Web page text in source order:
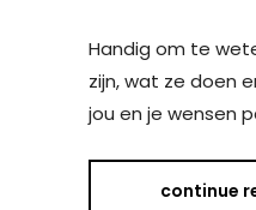
Handig om te
zijn, wat ze doen
jou en je wensen
continue